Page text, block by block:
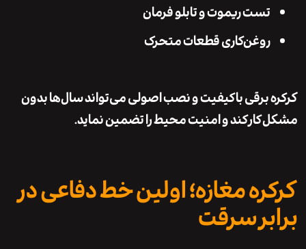
تست ریموت و تابلو فرمان
روغن‌کاری قطعات متحرک
برقی با کیفیت و نصب اصولی می‌تواند سال‌ها بدون
کند و امنیت محیط را تضمین نماید.
مغازه؛ اولین خط دفاعی در
سرقت